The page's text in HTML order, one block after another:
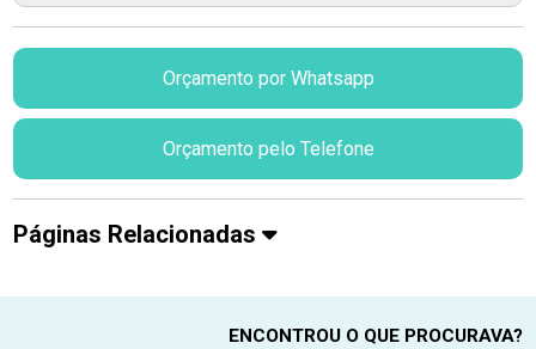
Orçamento por Whatsapp
Orçamento pelo Telefone
Páginas Relacionadas
ENCONTROU O QUE PROCURAVA?